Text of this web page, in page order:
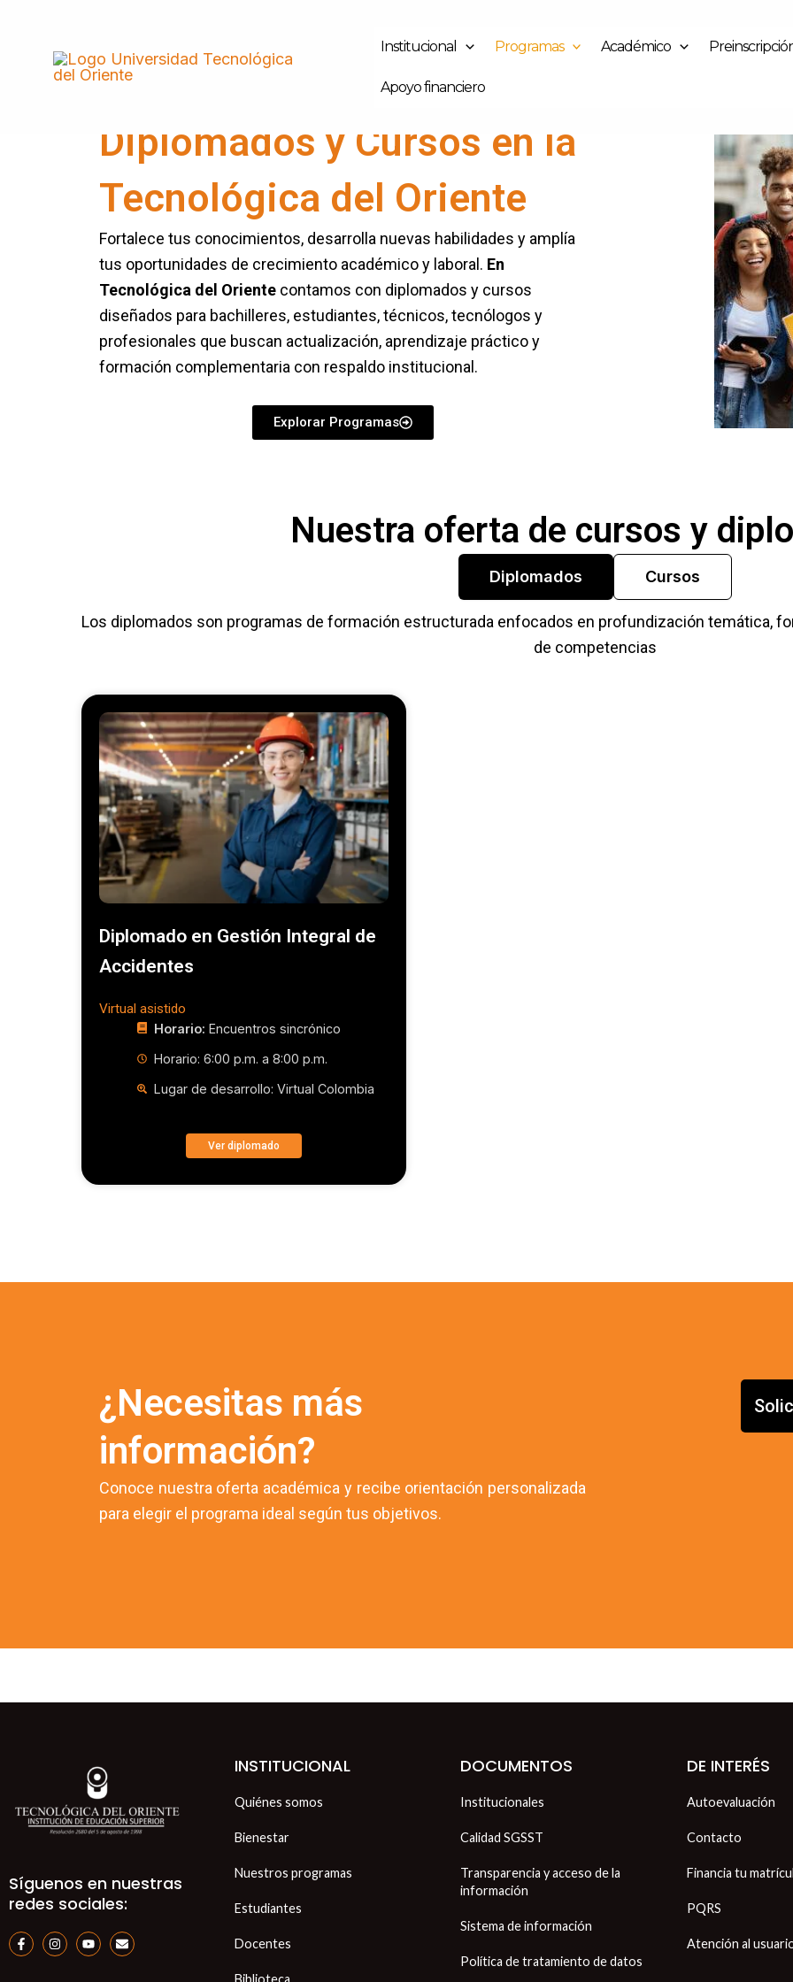
Institucional Programas Académico
Apoyo financiero
Diplomados y Cursos en la
Tecnológica del Oriente
Fortalece tus conocimientos, desarrolla nuevas habilidades y amplía
tus oportunidades de crecimiento académico y laboral. En
Tecnológica del Oriente contamos con diplomados y cursos
diseñados para bachilleres, estudiantes, técnicos, tecnólogos y
profesionales que buscan actualización, aprendizaje práctico y
formación complementaria con respaldo institucional.
Explorar Programas
Nuestra oferta de cursos y
Diplomados Cursos
Los diplomados son programas de formación estructurada enfocados en profundización temática,
de competencias
Diplomado en Gestión Integral de
Accidentes​
Virtual asistido
Horario: Encuentros sincrónico
Horario: 6:00 p.m. a 8:00 p.m.
Lugar de desarrollo: Virtual Colombia
Ver diplomado
¿Necesitas más
información?
Conoce nuestra oferta académica y recibe orientación personalizada
para elegir el programa ideal según tus objetivos.
Síguenos en nuestras
redes sociales:
F
a
c
I
n
s
Y
o
u
E
n
v
INSTITUCIONAL
Quiénes somos
Bienestar
Nuestros programas
Estudiantes
Docentes
Biblioteca
DOCUMENTOS
Institucionales
Calidad SGSST
Transparencia y acceso de la
información
Sistema de información
Política de tratamiento de datos
DE INTERÉS
Autoevaluación
Contacto
Financia tu
PQRS
Atención al